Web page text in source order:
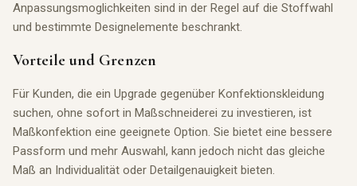
Anpassungsmoglichkeiten sind in der Regel auf die Stoffwahl
und bestimmte Designelemente beschrankt.
Vorteile und Grenzen
Für Kunden, die ein Upgrade gegenüber Konfektionskleidung
suchen, ohne sofort in Maßschneiderei zu investieren, ist
Maßkonfektion eine geeignete Option. Sie bietet eine bessere
Passform und mehr Auswahl, kann jedoch nicht das gleiche
Maß an Individualität oder Detailgenauigkeit bieten.